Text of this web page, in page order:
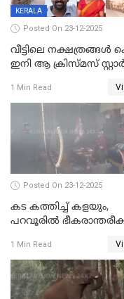
KERALA
Posted On 23-12-2025
വീട്ടിലെ നക്ഷത്രങ്ങൾ
ഇനി ആ ക്രിസ്മസ് സ്റ്റാർ
വേണ്ടിയുള്ള
പിടിവലിക്കിടയിൽ
അപ്പൂപ്പനെതിരെ
കേസ് ഒടുവിൽ 4
പൊലിഞ്ഞു
1 Min Read
Posted On 23-12-2025
കട കത്തിച്ച് കളയും,
പറവൂരില്‍
1 Min Read